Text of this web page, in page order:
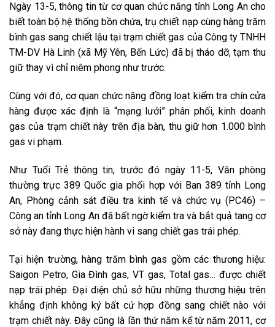
Ngày 13-5, thông tin từ cơ quan chức năng tỉnh Long An cho
biết toàn bộ hệ thống bồn chứa, trụ chiết nạp cùng hàng trăm
bình gas sang chiết lậu tại trạm chiết gas của Công ty TNHH
TM-DV Hà Linh (xã Mỹ Yên, Bến Lức) đã bị tháo dỡ, tạm thu
giữ thay vì chỉ niêm phong như trước.
Cùng với đó, cơ quan chức năng đồng loạt kiểm tra chín cửa
hàng được xác định là “mạng lưới” phân phối, kinh doanh
gas của trạm chiết này trên địa bàn, thu giữ hơn 1.000 bình
gas vi phạm.
Như Tuổi Trẻ thông tin, trước đó ngày 11-5, Văn phòng
thường trực 389 Quốc gia phối hợp với Ban 389 tỉnh Long
An, Phòng cảnh sát điều tra kinh tế và chức vụ (PC46) –
Công an tỉnh Long An đã bất ngờ kiểm tra và bắt quả tang cơ
sở này đang thực hiện hành vi sang chiết gas trái phép.
Tại hiện trường, hàng trăm bình gas gồm các thương hiệu:
Saigon Petro, Gia Đình gas, VT gas, Total gas… được chiết
nạp trái phép. Đại diện chủ sở hữu những thương hiệu trên
khẳng định không ký bất cứ hợp đồng sang chiết nào với
trạm chiết này. Đây cũng là lần thứ năm kể từ năm 2011, cơ